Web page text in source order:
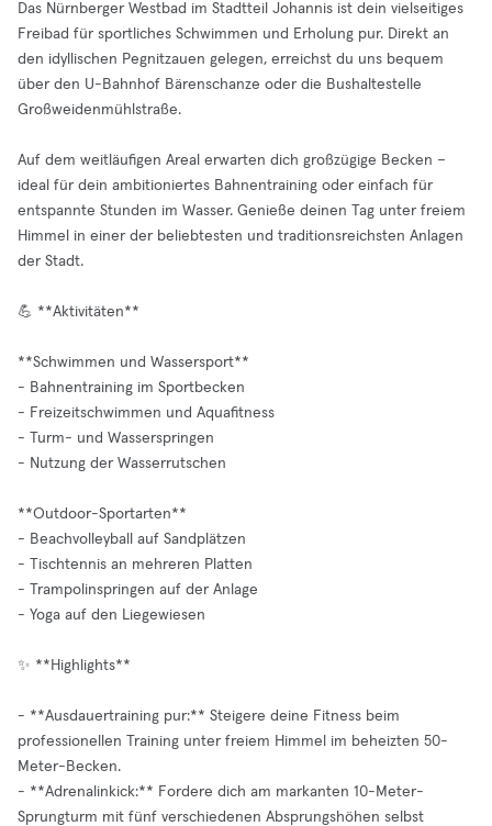
Das Nürnberger Westbad im Stadtteil Johannis ist dein vielseitiges
Freibad für sportliches Schwimmen und Erholung pur. Direkt an
den idyllischen Pegnitzauen gelegen, erreichst du uns bequem
über den U-Bahnhof Bärenschanze oder die Bushaltestelle
Großweidenmühlstraße.
Auf dem weitläufigen Areal erwarten dich großzügige Becken –
ideal für dein ambitioniertes Bahnentraining oder einfach für
entspannte Stunden im Wasser. Genieße deinen Tag unter freiem
Himmel in einer der beliebtesten und traditionsreichsten Anlagen
der Stadt.
💪 **Aktivitäten**
**Schwimmen und Wassersport**
- Bahnentraining im Sportbecken
- Freizeitschwimmen und Aquafitness
- Turm- und Wasserspringen
- Nutzung der Wasserrutschen
**Outdoor-Sportarten**
- Beachvolleyball auf Sandplätzen
- Tischtennis an mehreren Platten
- Trampolinspringen auf der Anlage
- Yoga auf den Liegewiesen
✨ **Highlights**
- **Ausdauertraining pur:** Steigere deine Fitness beim
professionellen Training unter freiem Himmel im beheizten 50-
Meter-Becken.
- **Adrenalinkick:** Fordere dich am markanten 10-Meter-
Sprungturm mit fünf verschiedenen Absprungshöhen selbst